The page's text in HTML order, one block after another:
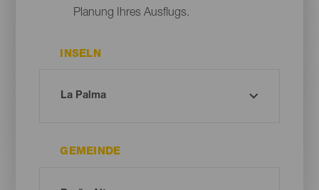
Planung Ihres Ausflugs.
INSELN
GEMEINDE